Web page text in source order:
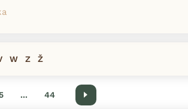
W Z Ž
... 44 Další